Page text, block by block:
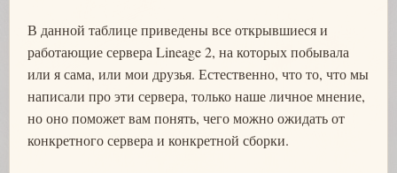
В данной таблице приведены все открывшиеся и
работающие сервера Lineage 2, на которых побывала
или я сама, или мои друзья. Естественно, что то, что мы
написали про эти сервера, только наше личное мнение,
но оно поможет вам понять, чего можно ожидать от
конкретного сервера и конкретной сборки.